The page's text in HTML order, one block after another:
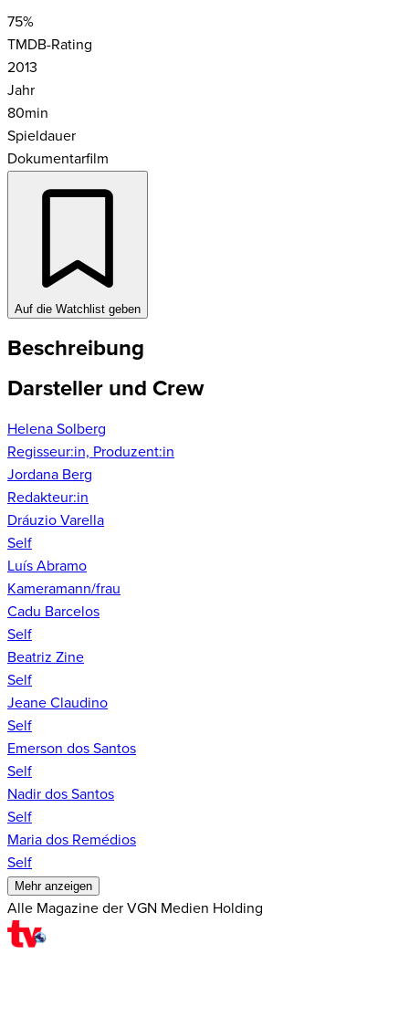
75%
TMDB-Rating
2013
Jahr
80min
Spieldauer
Dokumentarfilm
Auf die Watchlist geben
Beschreibung
Darsteller und Crew
Helena Solberg
Regisseur:in, Produzent:in
Jordana Berg
Redakteur:in
Dráuzio Varella
Self
Luís Abramo
Kameramann/frau
Cadu Barcelos
Self
Beatriz Zine
Self
Jeane Claudino
Self
Emerson dos Santos
Self
Nadir dos Santos
Self
Maria dos Remédios
Self
Mehr anzeigen
Alle Magazine der VGN Medien Holding